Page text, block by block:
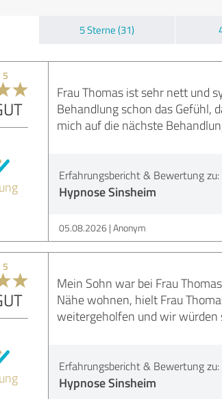
5 Sterne (31)
5
Frau Thomas ist sehr nett und
Behandlung schon das Gefühl,
mich auf die nächste
Erfahrungsbericht & Bewertung zu:
Hypnose Sinsheim
05.08.2026 Anonym
5
Mein Sohn war bei Frau
Nähe wohnen, hielt Frau
weitergeholfen und wir
Erfahrungsbericht & Bewertung zu:
Hypnose Sinsheim